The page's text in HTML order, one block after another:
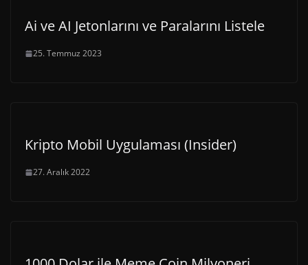
Ai ve AI Jetonlarını ve Paralarını Listele
25. Temmuz 2023
Kripto Mobil Uygulaması (Insider)
27. Aralık 2022